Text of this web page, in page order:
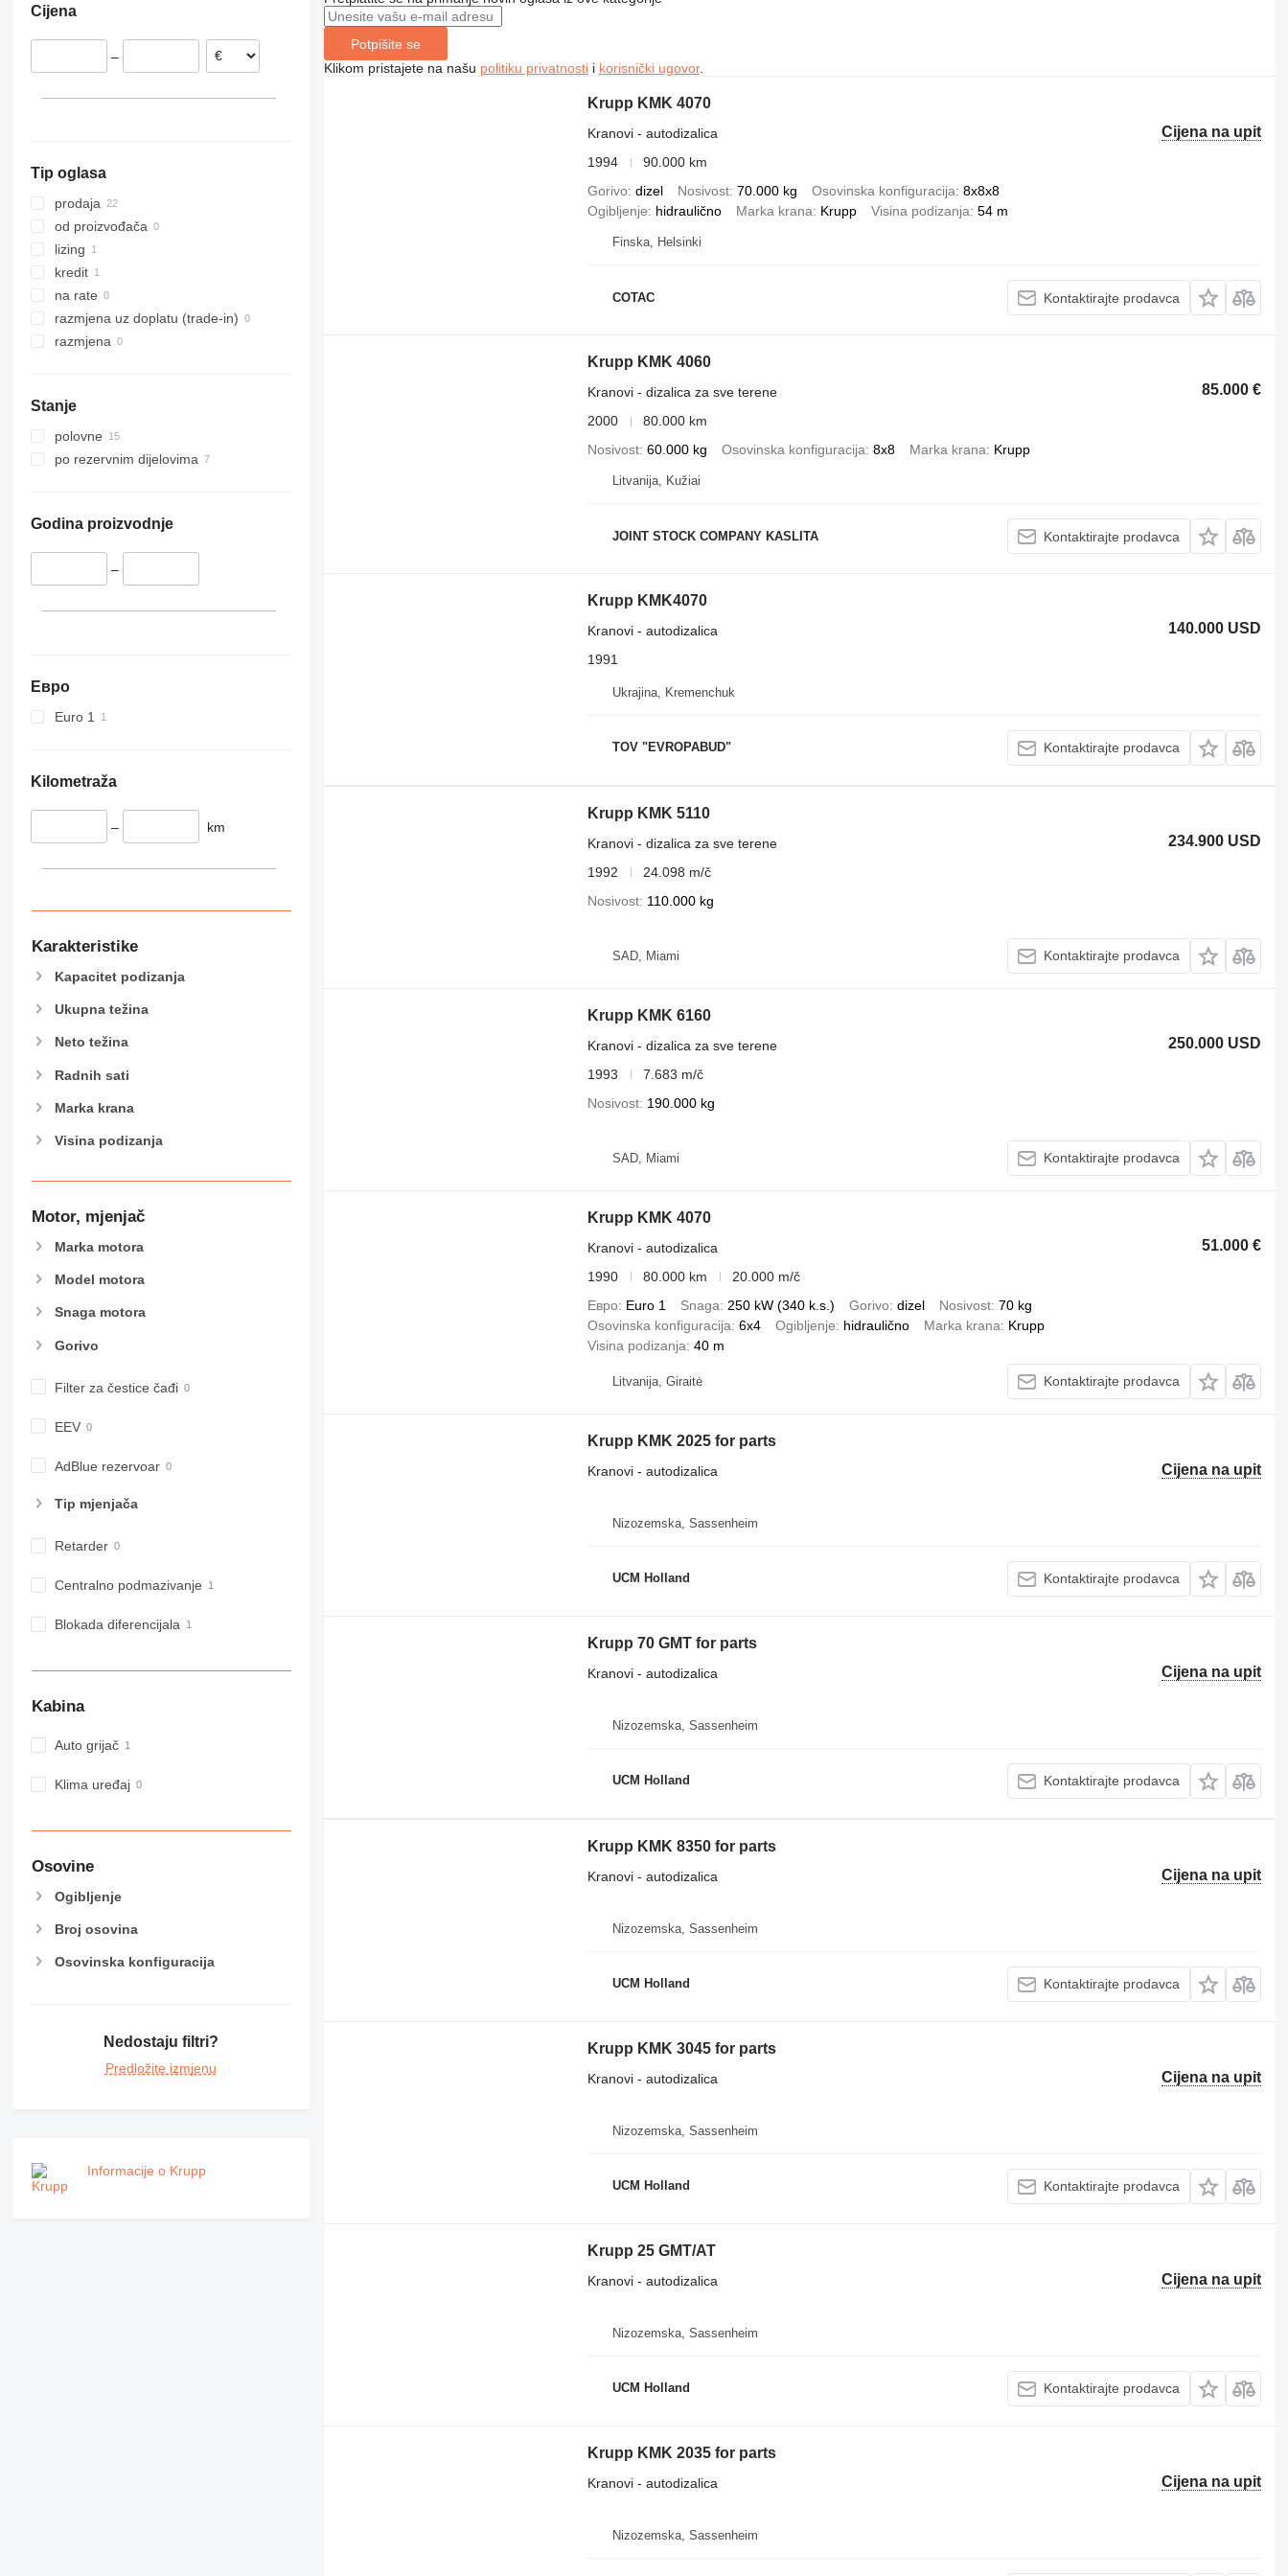
Rumunija
Poljska
Cijena
–
Tip oglasa
prodaja
od proizvođača
lizing
kredit
na rate
razmjena uz doplatu (trade-in)
razmjena
Stanje
polovne
po rezervnim dijelovima
Godina proizvodnje
–
Евро
Euro 1
Kilometraža
– km
Karakteristike
Kapacitet podizanja
Ukupna težina
Neto težina
Radnih sati
Marka krana
Visina podizanja
Motor, mjenjač
Marka motora
Model motora
Snaga motora
Gorivo
Filter za čestice čađi
EEV
AdBlue rezervoar
Tip mјenjača
Retarder
Centralno podmazivanje
Blokada diferencijala
Kabina
Auto grijač
Klima uređaj
Osovine
Ogibljenje
Broj osovina
Osovinska konfiguracija
Nedostaju filtri?
Predložite izmjenu
Informacije o Krupp
Potpišite se
Klikom pristajete na našu politiku privatnostii korisnički ugovor.
Krupp KMK 4070
Cijena na upit
Kranovi - autodizalica
1994
90.000 km
Gorivo dizel Nosivost 70.000 kg Osovinska konfiguracija 8x8x8
Ogibljenje
hidraulično Marka krana Krupp Visina podizanja 54 m
Finska, Helsinki
COTAC Kontaktirajte prodavca
Krupp KMK 4060
85.000 €
Kranovi - dizalica za sve terene
2000
80.000 km
Nosivost 60.000 kg Osovinska konfiguracija 8x8 Marka krana Krupp
Litvanija, Kužiai
JOINT STOCK COMPANY KASLITA Kontaktirajte prodavca
Krupp KMK4070
140.000 USD
Kranovi - autodizalica
1991
Ukrajina, Kremenchuk
TOV "EVROPABUD" Kontaktirajte prodavca
Krupp KMK 5110
234.900 USD
Kranovi - dizalica za sve terene
1992
24.098 m/č
Nosivost 110.000 kg
SAD, Miami Kontaktirajte prodavca
Krupp KMK 6160
250.000 USD
Kranovi - dizalica za sve terene
1993
7.683 m/č
Nosivost 190.000 kg
SAD, Miami Kontaktirajte prodavca
Krupp KMK 4070
51.000 €
Kranovi - autodizalica
1990
80.000 km
20.000 m/č
Евро
Euro 1 Snaga 250 kW (340 k.s.) Gorivo dizel Nosivost 70 kg
Osovinska konfiguracija 6x4 Ogibljenje hidraulično Marka krana
Krupp
Visina podizanja 40 m
Litvanija, Giraitė Kontaktirajte prodavca
Krupp KMK 2025 for parts
Cijena na upit
Kranovi - autodizalica
Nizozemska, Sassenheim
UCM Holland Kontaktirajte prodavca
Krupp 70 GMT for parts
Cijena na upit
Kranovi - autodizalica
Nizozemska, Sassenheim
UCM Holland Kontaktirajte prodavca
Krupp KMK 8350 for parts
Cijena na upit
Kranovi - autodizalica
Nizozemska, Sassenheim
UCM Holland Kontaktirajte prodavca
Krupp KMK 3045 for parts
Cijena na upit
Kranovi - autodizalica
Nizozemska, Sassenheim
UCM Holland Kontaktirajte prodavca
Krupp 25 GMT/AT
Cijena na upit
Kranovi - autodizalica
Nizozemska, Sassenheim
UCM Holland Kontaktirajte prodavca
Krupp KMK 2035 for parts
Cijena na upit
Kranovi - autodizalica
Nizozemska, Sassenheim